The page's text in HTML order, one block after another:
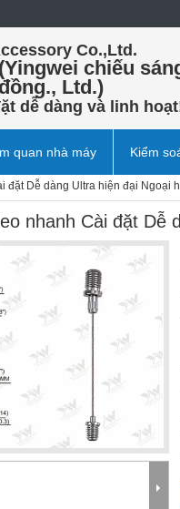
Co.,Ltd.
(Yingwei chiếu
đồng., Ltd.)
dễ dàng và linh
quan nhà máy Kiểm
đặt Dễ dàng Ultra hiện đại Ngoại
nhanh Cài đặt Dễ